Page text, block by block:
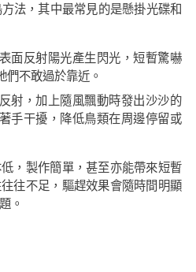
法，其中最常見的是懸掛光碟和
面反射陽光產生閃光，短暫驚嚇
們不敢過於靠近。
射，加上隨風飄動時發出沙沙的
手干擾，降低鳥類在周邊停留或
，製作簡單，甚至亦能帶來短暫
往不足，驅趕效果會隨時間明顯
。